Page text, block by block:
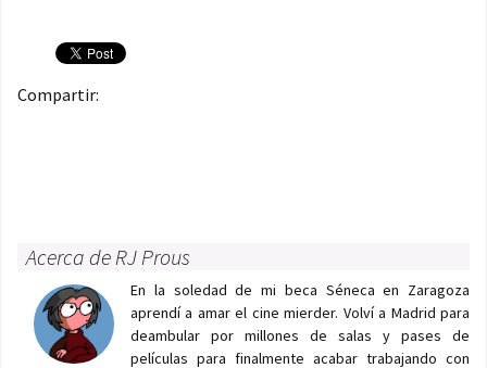
Compartir:
Acerca de RJ Prous
En la soledad de mi beca Séneca en Zaragoza
aprendí a amar el cine mierder. Volví a Madrid para
deambular por millones de salas y pases de
películas para finalmente acabar trabajando con